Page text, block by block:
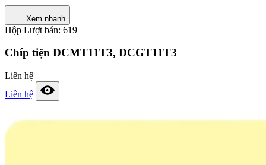
Xem nhanh
Hộp Lượt bán: 619
Chíp tiện DCMT11T3, DCGT11T3
Liên hệ
Liên hệ